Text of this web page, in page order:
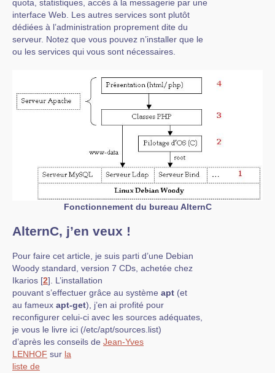
quota, statistiques, accès à la messagerie par une
interface Web. Les autres services sont plutôt
dédiées à l’administration proprement dite du
serveur. Notez que vous pouvez n’installer que le
ou les services qui vous sont nécessaires.
Fonctionnement du bureau AlternC
AlternC, j’en veux !
Pour faire cet article, je suis parti d’une Debian
Woody standard, version 7 CDs, achetée chez
Ikarios [2] . L’installation
pouvant s’effectuer grâce au système apt (et
au fameux apt-get), j’en ai profité pour
reconfigurer celui-ci avec les sources adéquates,
je vous le livre ici (/etc/apt/sources.list)
d’après les conseils de Jean-Yves
LENHOF sur la
liste de